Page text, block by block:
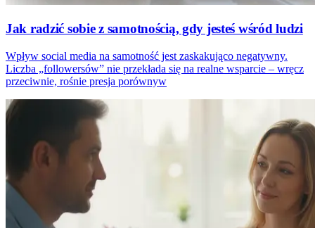
Jak radzić sobie z samotnością, gdy jesteś wśród ludzi
Wpływ social media na samotność jest zaskakująco negatywny.
Liczba „followersów” nie przekłada się na realne wsparcie – wręcz
przeciwnie, rośnie presja porównyw